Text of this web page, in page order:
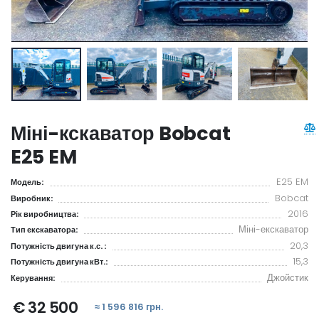
Міні-кскаватор Bobcat
E25 EM
Модель: E25 EM
Виробник: Bobcat
Рік виробництва: 2016
Тип екскаватора: Міні-екскаватор
Потужність двигуна к.с. : 20,3
Потужність двигуна кВт.: 15,3
Керування: Джойстик
€ 32 500 ≈ 1 596 816 грн.